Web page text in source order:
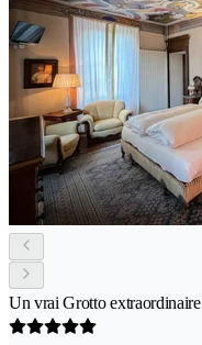
Un vrai Grotto extraordinaire